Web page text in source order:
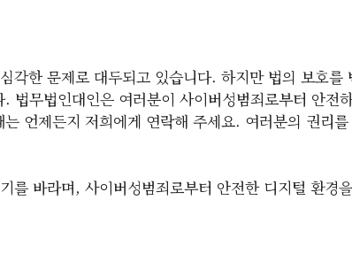
각한 문제로 대두되고 있습니다. 하지만 법의 보호를
법무법인대인은 여러분이 사이버성범죄로부터 안전
언제든지 저희에게 연락해 주세요. 여러분의 권리
를 바라며, 사이버성범죄로부터 안전한 디지털 환경